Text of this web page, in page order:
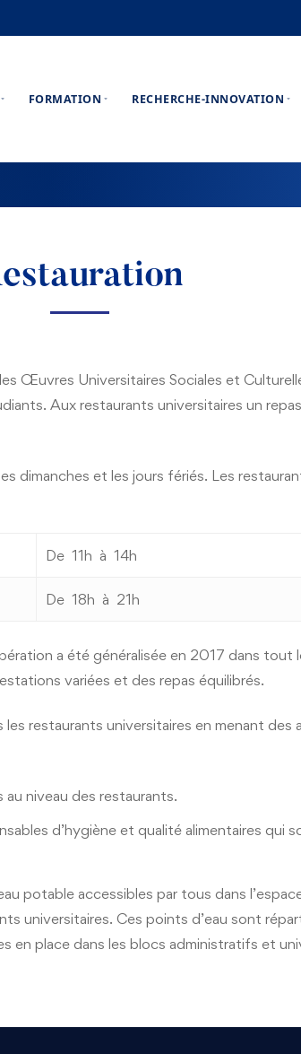
FORMATION RECHERCHE-INNOVATION
Œuvres Universitaires Sociales et
Aux restaurants universitaires un
dimanches et les jours fériés. Les
De 11h à 14h
De 18h à 21h
a été généralisée en 2017 dans tout
variées et des repas équilibrés.
restaurants universitaires en menant
niveau des restaurants.
d’hygiène et qualité alimentaires qui
potable accessibles par tous dans
universitaires. Ces points d’eau sont
place dans les blocs administratifs et